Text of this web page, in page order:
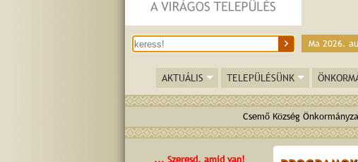
Ma 2026.
AKTUÁLIS TELEPÜLÉSÜNK
Csemő Község
... Szeresd, amid van!